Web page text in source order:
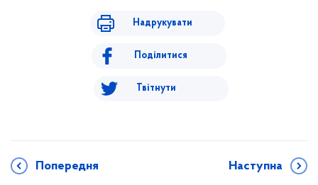
Надрукувати
Поділитися
Твітнути
Попередня Наступна